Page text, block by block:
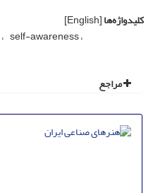
کلیدواژه‌ها[English]
self-awareness
مراجع